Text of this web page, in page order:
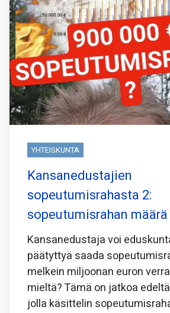
YHTEISKUNTA
Kansanedustajien
sopeutumisrahasta 2:
sopeutumisrahan määrä
Kansanedustaja voi
päätyttyä saada
melkein miljoonan euron
mieltä? Tämä on jatkoa
jolla käsittelin